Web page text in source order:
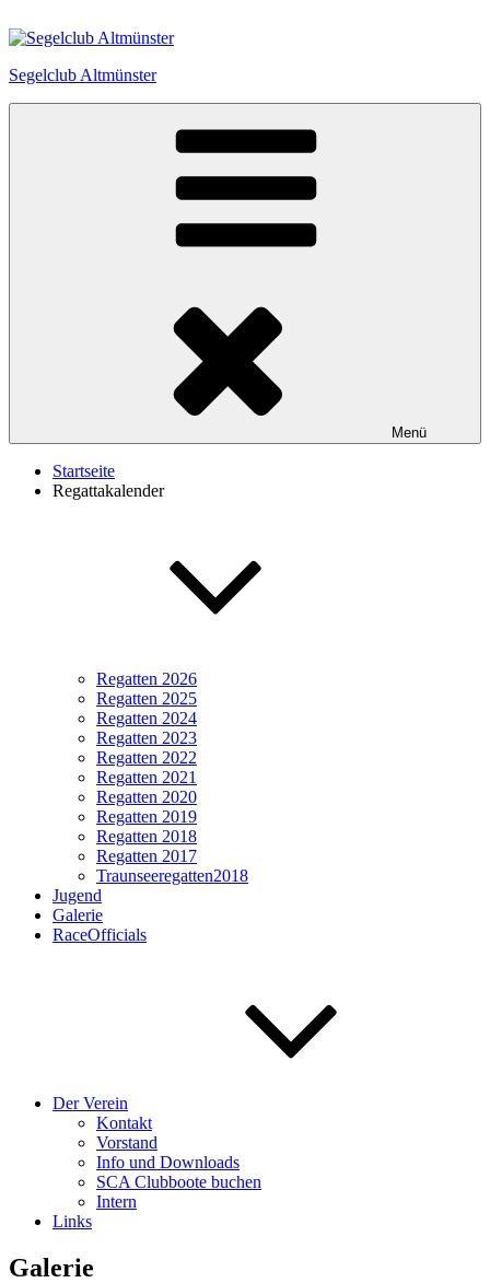
Inhalt
Segelclub Altmünster
Menü
Startseite
Regattakalender
Regatten 2026
Regatten 2025
Regatten 2024
Regatten 2023
Regatten 2022
Regatten 2021
Regatten 2020
Regatten 2019
Regatten 2018
Regatten 2017
Traunseeregatten2018
Jugend
Galerie
RaceOfficials
Der Verein
Kontakt
Vorstand
Info und Downloads
SCA Clubboote buchen
Intern
Links
Galerie